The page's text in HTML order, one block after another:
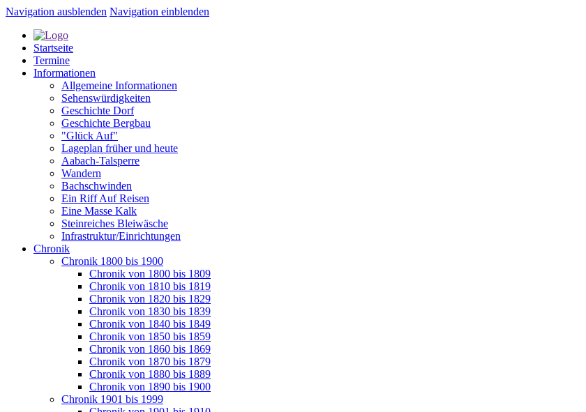
Navigation ausblenden Navigation einblenden
Startseite
Termine
Informationen
Allgemeine Informationen
Sehenswürdigkeiten
Geschichte Dorf
Geschichte Bergbau
"Glück Auf"
Lageplan früher und heute
Aabach-Talsperre
Wandern
Bachschwinden
Ein Riff Auf Reisen
Eine Masse Kalk
Steinreiches Bleiwäsche
Infrastruktur/Einrichtungen
Chronik
Chronik 1800 bis 1900
Chronik von 1800 bis 1809
Chronik von 1810 bis 1819
Chronik von 1820 bis 1829
Chronik von 1830 bis 1839
Chronik von 1840 bis 1849
Chronik von 1850 bis 1859
Chronik von 1860 bis 1869
Chronik von 1870 bis 1879
Chronik von 1880 bis 1889
Chronik von 1890 bis 1900
Chronik 1901 bis 1999